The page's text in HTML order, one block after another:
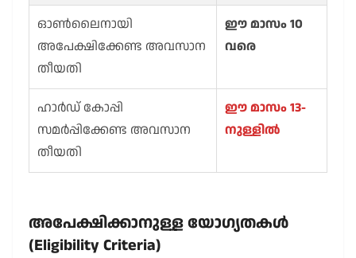
ഓൺലൈനായി
അപേക്ഷിക്കേണ്ട അവസാന
തീയതി
ഈ മാസം 10
വരെ
ഹാർഡ് കോപ്പി
സമർപ്പിക്കേണ്ട അവസാന
തീയതി
ഈ മാസം 13-
നുള്ളിൽ
അപേക്ഷിക്കാനുള്ള യോഗ്യതകൾ
(Eligibility Criteria)